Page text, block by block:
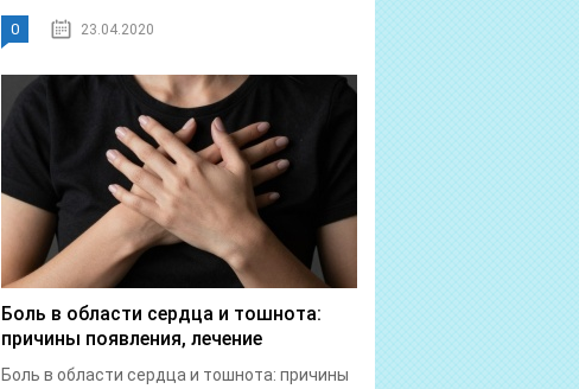
0 23.04.2020
Боль в области сердца и тошнота:
причины появления, лечение
Боль в области сердца и тошнота: причины